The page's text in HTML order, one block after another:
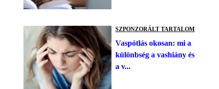
SZPONZORÁLT TARTALOM
Vaspótlás okosan: mi a
különbség a vashiány és
a v...